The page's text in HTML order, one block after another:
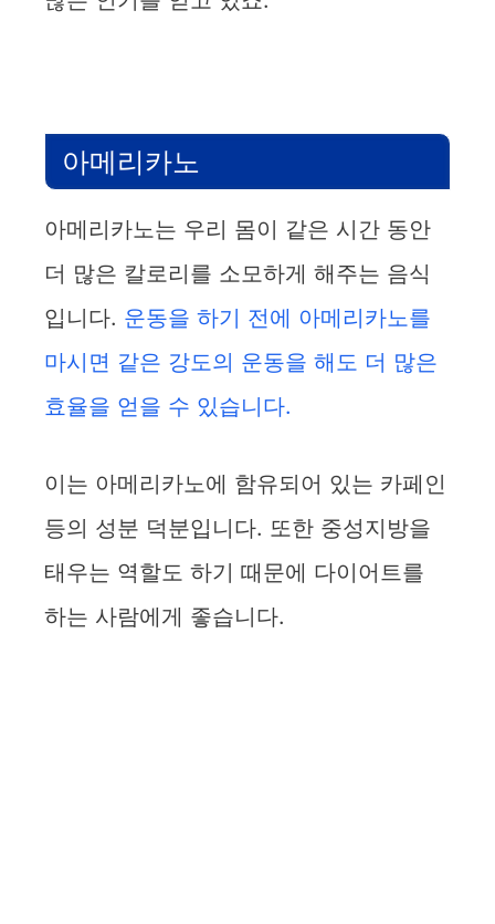
아메리카노
아메리카노는 우리 몸이 같은 시간 동안
더 많은 칼로리를 소모하게 해주는 음식
입니다. 운동을 하기 전에 아메리카노를
마시면 같은 강도의 운동을 해도 더 많은
효율을 얻을 수 있습니다.
이는 아메리카노에 함유되어 있는 카페인
등의 성분 덕분입니다. 또한 중성지방을
태우는 역할도 하기 때문에 다이어트를
하는 사람에게 좋습니다.